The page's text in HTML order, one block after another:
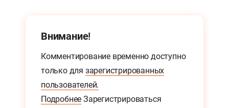
Внимание!
Комментирование временно доступно
только для зарегистрированных
пользователей.
Подробнее Зарегистрироваться